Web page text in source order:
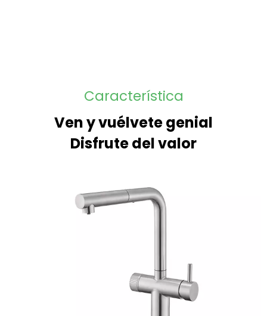
Característica
Ven y vuélvete genial
Disfrute del valor